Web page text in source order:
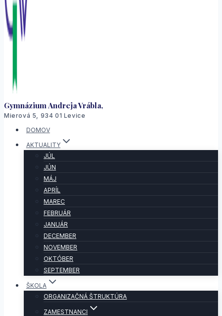
Gymnázium Andreja Vrábla,
Mierová 5, 934 01 Levice
DOMOV
AKTUALITY
JÚL
JÚN
MÁJ
APRÍL
MAREC
FEBRUÁR
JANUÁR
DECEMBER
NOVEMBER
OKTÓBER
SEPTEMBER
ŠKOLA
ORGANIZAČNÁ ŠTRUKTÚRA
ZAMESTNANCI